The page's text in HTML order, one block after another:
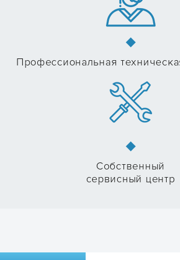
Профессиональная
Собственный
сервисный центр